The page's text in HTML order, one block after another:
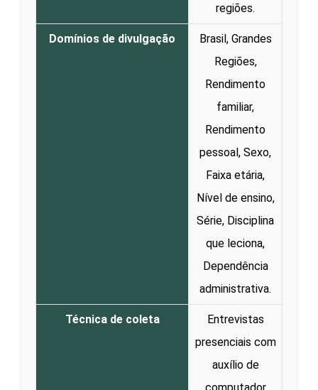
regiões.
Domínios de divulgação
Brasil, Grandes
Regiões,
Rendimento
familiar,
Rendimento
pessoal, Sexo,
Faixa etária,
Nível de ensino,
Série, Disciplina
que leciona,
Dependência
administrativa.
Técnica de coleta
Entrevistas
presenciais com
auxílio de